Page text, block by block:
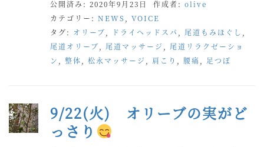
公開済み: 2020年9月23日 作成者: olive
カテゴリー: NEWS
VOICE
タグ: オリーブ ドライヘッドスパ 尾道もみほぐし
尾道オリーブ
尾道マッサージ
尾道リラクゼーショ
ン
整体 松永マッサージ 肩こり 腰痛 足つぼ
9/22(火) オリーブの実がど
っさり